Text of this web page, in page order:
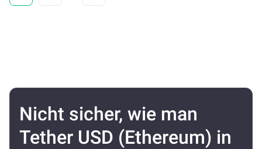
Nicht sicher, wie man
Tether USD (Ethereum) in